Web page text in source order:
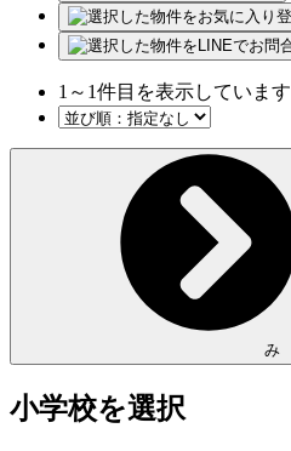
1 ～ 1件目を表示しています
み
小学校を選択